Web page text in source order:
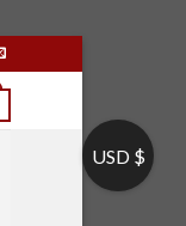
USD $